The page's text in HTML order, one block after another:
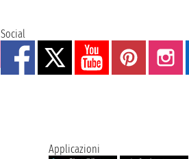
Social
Applicazioni